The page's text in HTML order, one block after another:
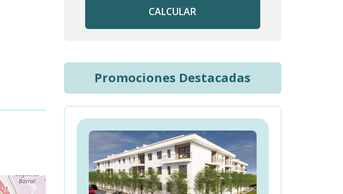
CALCULAR
Promociones Destacadas